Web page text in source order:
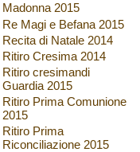
Madonna 2015
Re Magi e Befana 2015
Recita di Natale 2014
Ritiro Cresima 2014
Ritiro cresimandi
Guardia 2015
Ritiro Prima Comunione
2015
Ritiro Prima
Riconciliazione 2015